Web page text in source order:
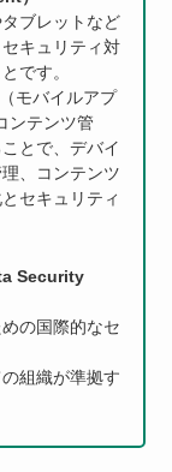
ブレットなど
キュリティ対
です。
モバイルアプ
ンテンツ管
とで、デバイ
、コンテンツ
セキュリティ
Security
の国際的なセ
組織が準拠す